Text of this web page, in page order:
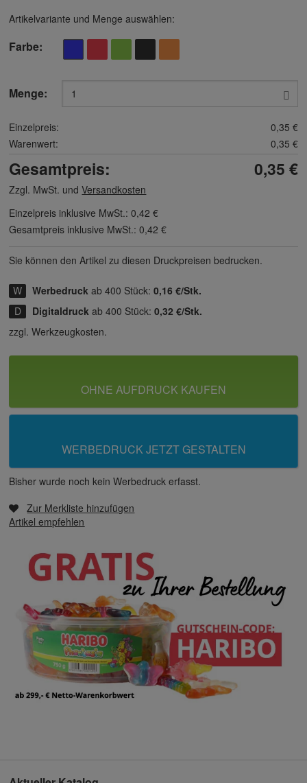
Artikelvariante und Menge auswählen:
Farbe
Menge:
Einzelpreis:
0,35 €
Warenwert:
0,35 €
Gesamtpreis: 0,35 €
Zzgl. MwSt. undVersandkosten
Einzelpreis inklusive MwSt.:0,42 €
Gesamtpreis inklusive MwSt.:0,42 €
Sie können den Artikel zu diesen Druck­preisen bedrucken.
Werbedruck ab 400 Stück:0,16 €/Stk.
Digitaldruck ab 400 Stück:0,32 €/Stk.
zzgl. Werkzeugkosten.
OHNE AUFDRUCK KAUFEN
WERBEDRUCK JETZT GESTALTEN
Bisher wurde noch kein Werbedruck erfasst.
Zur Merkliste hinzufügen
Artikel empfehlen